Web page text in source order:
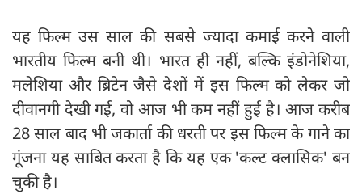
यह फिल्म उस साल की सबसे ज्यादा कमाई करने वाली
भारतीय फिल्म बनी थी। भारत ही नहीं, बल्कि इंडोनेशिया,
मलेशिया और ब्रिटेन जैसे देशों में इस फिल्म को लेकर जो
दीवानगी देखी गई, वो आज भी कम नहीं हुई है। आज करीब
28 साल बाद भी जकार्ता की धरती पर इस फिल्म के गाने का
गूंजना यह साबित करता है कि यह एक 'कल्ट क्लासिक' बन
चुकी है।